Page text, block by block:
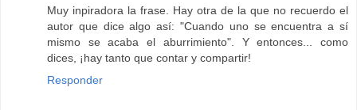
Muy inpiradora la frase. Hay otra de la que no recuerdo el
autor que dice algo así: "Cuando uno se encuentra a sí
mismo se acaba el aburrimiento". Y entonces... como
dices, ¡hay tanto que contar y compartir!
Responder